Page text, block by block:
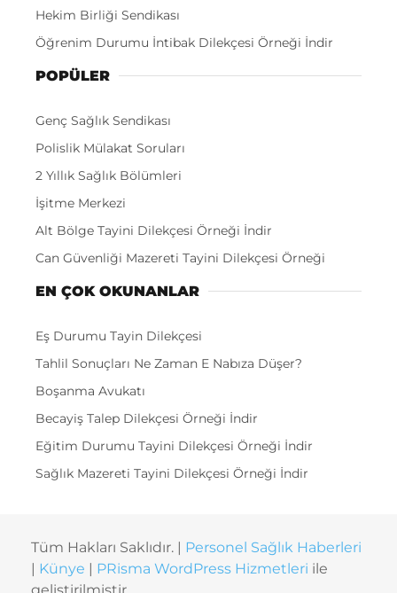
Hekim Birliği Sendikası
Öğrenim Durumu İntibak Dilekçesi Örneği İndir
POPÜLER
Genç Sağlık Sendikası
Polislik Mülakat Soruları
2 Yıllık Sağlık Bölümleri
İşitme Merkezi
Alt Bölge Tayini Dilekçesi Örneği İndir
Can Güvenliği Mazereti Tayini Dilekçesi Örneği
EN ÇOK OKUNANLAR
Eş Durumu Tayin Dilekçesi
Tahlil Sonuçları Ne Zaman E Nabıza Düşer?
Boşanma Avukatı
Becayiş Talep Dilekçesi Örneği İndir
Eğitim Durumu Tayini Dilekçesi Örneği İndir
Sağlık Mazereti Tayini Dilekçesi Örneği İndir
Tüm Hakları Saklıdır. | Personel Sağlık Haberleri
| Künye | PRisma WordPress Hizmetleri ile